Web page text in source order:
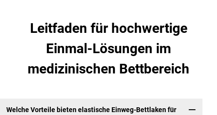
Leitfaden für hochwertige
Einmal-Lösungen im
medizinischen Bettbereich
Welche Vorteile bieten elastische Einweg-Bettlaken für